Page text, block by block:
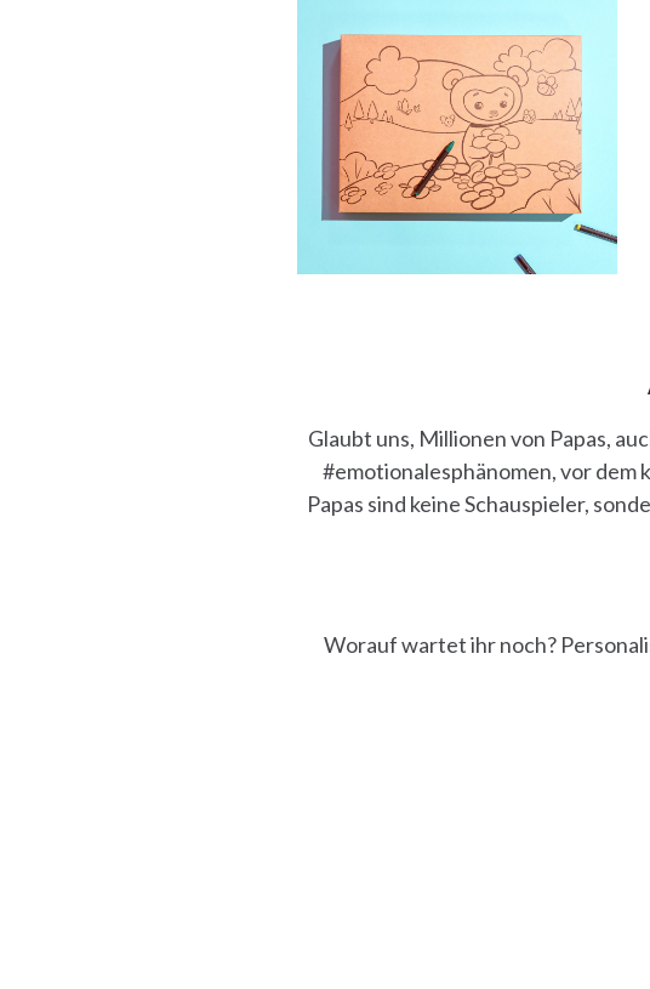
Glaubt uns, Millionen von Papas,
#emotionalesphänomen, vor dem
Papas sind keine Schauspieler,
Worauf wartet ihr noch?